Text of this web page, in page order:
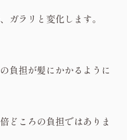
ガラリと変化します。
負担が髪にかかるように
どころの負担ではありま